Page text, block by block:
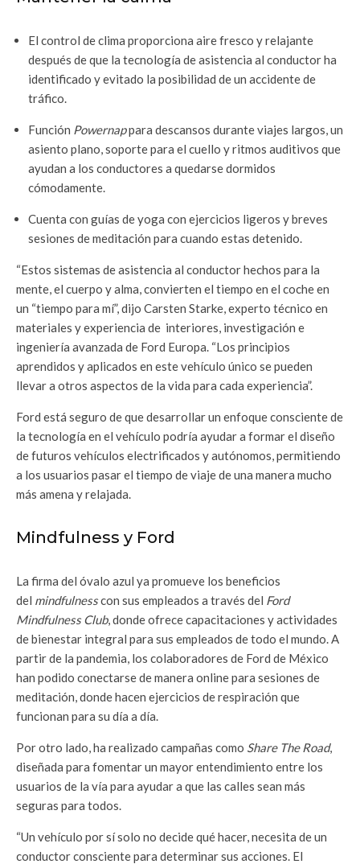
El control de clima proporciona aire fresco y relajante
después de que la tecnología de asistencia al conductor ha
identificado y evitado la posibilidad de un accidente de
tráfico.
Función Powernappara descansos durante viajes largos, un
asiento plano, soporte para el cuello y ritmos auditivos que
ayudan a los conductores a quedarse dormidos
cómodamente.
Cuenta con guías de yoga con ejercicios ligeros y breves
sesiones de meditación para cuando estas detenido.
“Estos sistemas de asistencia al conductor hechos para la
mente, el cuerpo y alma, convierten el tiempo en el coche en
un “tiempo para mí”, dijo Carsten Starke, experto técnico en
materiales y experiencia de interiores, investigación e
ingeniería avanzada de Ford Europa. “Los principios
aprendidos y aplicados en este vehículo único se pueden
llevar a otros aspectos de la vida para cada experiencia”.
Ford está seguro de que desarrollar un enfoque consciente de
la tecnología en el vehículo podría ayudar a formar el diseño
de futuros vehículos electrificados y autónomos, permitiendo
a los usuarios pasar el tiempo de viaje de una manera mucho
más amena y relajada.
Mindfulness y Ford
La firma del óvalo azul ya promueve los beneficios
del mindfulnesscon sus empleados a través del Ford
Mindfulness Club, donde ofrece capacitaciones y actividades
de bienestar integral para sus empleados de todo el mundo. A
partir de la pandemia, los colaboradores de Ford de México
han podido conectarse de manera online para sesiones de
meditación, donde hacen ejercicios de respiración que
funcionan para su día a día.
Por otro lado, ha realizado campañas como Share The Road,
diseñada para fomentar un mayor entendimiento entre los
usuarios de la vía para ayudar a que las calles sean más
seguras para todos.
“Un vehículo por sí solo no decide qué hacer, necesita de un
conductor consciente para determinar sus acciones. El